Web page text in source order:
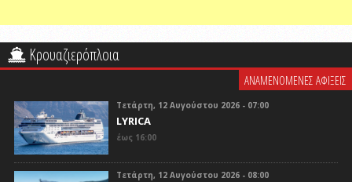
Κρουαζιερόπλοια
ΑΝΑΜΕΝΟΜΕΝΕΣ ΑΦΙΞΕΙΣ
Τετάρτη, 12 Αυγούστου 2026 - 07:00
LYRICA
έως 16:00
Τετάρτη, 12 Αυγούστου 2026 - 08:00